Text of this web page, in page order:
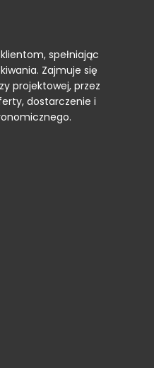
spełniając
Zajmuje się
projektowej, przez
dostarczenie i